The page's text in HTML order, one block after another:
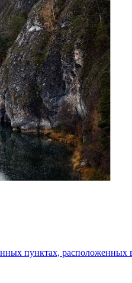
пунктах, расположенных